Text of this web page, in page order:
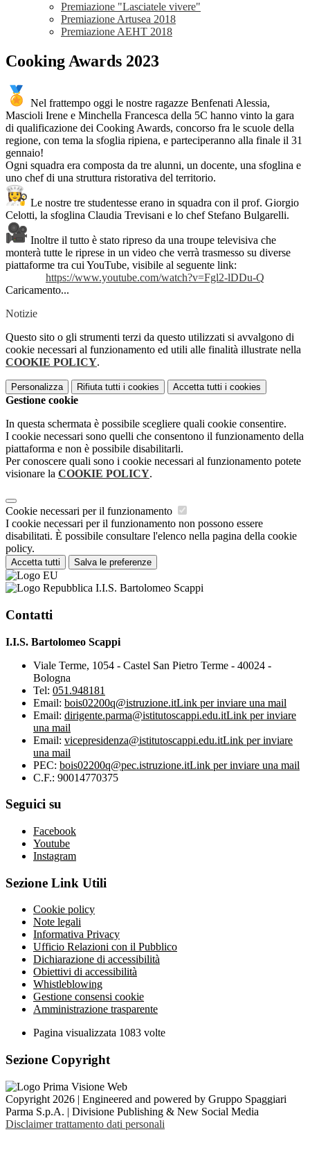
Premiazione "Lasciatele vivere"
Premiazione Artusea 2018
Premiazione AEHT 2018
Cooking Awards 2023
Nel frattempo oggi le nostre ragazze Benfenati Alessia,
Mascioli Irene e Minchella Francesca della 5C hanno vinto la gara
di qualificazione dei Cooking Awards, concorso fra le scuole della
regione, con tema la sfoglia ripiena, e parteciperanno alla finale il 31
gennaio!
Ogni squadra era composta da tre alunni, un docente, una sfoglina e
uno chef di una struttura ristorativa del territorio.
Le nostre tre studentesse erano in squadra con il prof. Giorgio
Celotti, la sfoglina Claudia Trevisani e lo chef Stefano Bulgarelli.
Inoltre il tutto è stato ripreso da una troupe televisiva che
monterà tutte le riprese in un video che verrà trasmesso su diverse
piattaforme tra cui YouTube, visibile al seguente link:
https://www.youtube.com/watch?v=Fgl2-lDDu-Q
Caricamento...
Notizie
Questo sito o gli strumenti terzi da questo utilizzati si avvalgono di
cookie necessari al funzionamento ed utili alle finalità illustrate nella
COOKIE POLICY.
Personalizza Rifiuta tutti i cookies Accetta tutti i cookies
Gestione cookie
In questa schermata è possibile scegliere quali cookie consentire.
I cookie necessari sono quelli che consentono il funzionamento della
piattaforma e non è possibile disabilitarli.
Per conoscere quali sono i cookie necessari al funzionamento potete
visionare la COOKIE POLICY.
Cookie necessari per il funzionamento
I cookie necessari per il funzionamento non possono essere
disabilitati. È possibile consultare l'elenco nella pagina della cookie
policy.
Accetta tutti Salva le preferenze
I.I.S. Bartolomeo Scappi
Contatti
I.I.S. Bartolomeo Scappi
Viale Terme, 1054 - Castel San Pietro Terme - 40024 -
Bologna
Tel: 051.948181
Email: bois02200q@istruzione.itLink per inviare una mail
Email: dirigente.parma@istitutoscappi.edu.itLink per inviare
una mail
Email: vicepresidenza@istitutoscappi.edu.itLink per inviare
una mail
PEC: bois02200q@pec.istruzione.itLink per inviare una mail
C.F.: 90014770375
Seguici su
Facebook
Youtube
Instagram
Sezione Link Utili
Cookie policy
Note legali
Informativa Privacy
Ufficio Relazioni con il Pubblico
Dichiarazione di accessibilità
Obiettivi di accessibilità
Whistleblowing
Gestione consensi cookie
Amministrazione trasparente
Pagina visualizzata 1083 volte
Sezione Copyright
Copyright 2026 | Engineered and powered by Gruppo Spaggiari
Parma S.p.A. | Divisione Publishing & New Social Media
Disclaimer trattamento dati personali